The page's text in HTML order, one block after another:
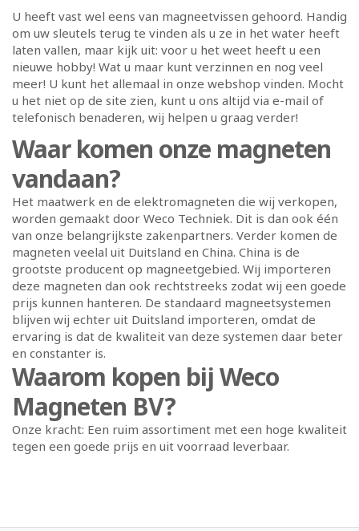
U heeft vast wel eens van magneetvissen gehoord. Handig
om uw sleutels terug te vinden als u ze in het water heeft
laten vallen, maar kijk uit: voor u het weet heeft u een
nieuwe hobby! Wat u maar kunt verzinnen en nog veel
meer! U kunt het allemaal in onze webshop vinden. Mocht
u het niet op de site zien, kunt u ons altijd via e-mail of
telefonisch benaderen, wij helpen u graag verder!
Waar komen onze magneten
vandaan?
Het maatwerk en de elektromagneten die wij verkopen,
worden gemaakt door Weco Techniek. Dit is dan ook één
van onze belangrijkste zakenpartners. Verder komen de
magneten veelal uit Duitsland en China. China is de
grootste producent op magneetgebied. Wij importeren
deze magneten dan ook rechtstreeks zodat wij een goede
prijs kunnen hanteren. De standaard magneetsystemen
blijven wij echter uit Duitsland importeren, omdat de
ervaring is dat de kwaliteit van deze systemen daar beter
en constanter is.
Waarom kopen bij Weco
Magneten BV?
Onze kracht: Een ruim assortiment met een hoge kwaliteit
tegen een goede prijs en uit voorraad leverbaar.